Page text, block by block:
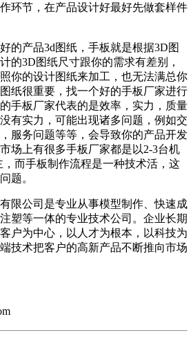
环节，在产品设计好最好先做套样件
的产品3d图纸，手板就是根据3D图
的3D图纸尺寸跟你的需求有差别，
你的设计图纸来加工，也无法满总你
纸很重要，找一个好的手板厂家进行
手板厂家代表的是效率，实力，质量
有实力，可能出现诸多问题，例如交
服务问题等等，会导致你的产品开发
场上有很多手板厂家都是以2-3台机
而手板制作流程是一种技术活，这
题。
限公司是专业从事模型制作、快速成
塑等一体的专业技术公司。企业长期
户为中心，以人才为根本，以科技为
技术把客户的高新产品不断推向市场